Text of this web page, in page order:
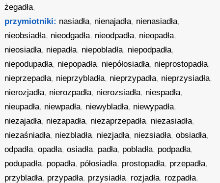
żegadła,
przymiotniki: nasiadła, nienajadła, nienasiadła,
nieobsiadła, nieodgadła, nieodpadła, nieopadła,
nieosiadła, niepadła, niepobladła, niepodpadła,
niepodupadła, niepopadła, niepółosiadła, nieprostopadła,
nieprzepadła, nieprzybladła, nieprzypadła, nieprzysiadła,
nierozjadła, nierozpadła, nierozsiadła, niespadła,
nieupadła, niewpadła, niewybladła, niewypadła,
niezajadła, niezapadła, niezaprzepadła, niezasiadła,
niezaśniadła, niezbladła, niezjadła, niezsiadła,obsiadła,
odpadła,opadła,osiadła, padła, pobladła, podpadła,
podupadła, popadła, półosiadła, prostopadła, przepadła,
przybladła, przypadła, przysiadła, rozjadła, rozpadła,